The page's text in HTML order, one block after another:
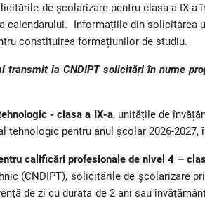
de școlarizare pentru clasa a IX-
calendarului.
Informațiile din solicitarea
constituirea formațiunilor de studiu.
transmit la CNDIPT solicitări în nume
- clasa a IX-a, unitățile de
tehnologic pentru anul școlar 2026-
calificări profesionale de nivel 4 –
(CNDIPT), solicitările de școlarizare
de zi cu durata de 2 ani sau